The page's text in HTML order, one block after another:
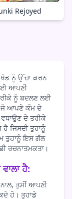
Rejoyed
ਨੂੰ ਉੱਚਾ ਕਰਨ
ਆਪਣੀ
ਨੂੰ ਬਦਲਣ ਲਈ
ਜੋ ਆਪਣੇ ਕੰਮ ਦੇ
ਦੇ ਤਰੀਕੇ
ਜਿਸਦੀ ਤੁਹਾਨੂੰ
ਤੁਹਾਨੂੰ ਇਸ ਗੱਲ
ਰਚਨਾਤਮਕਤਾ।
ਹੈ:
ਤੁਸੀਂ ਆਪਣੀ
ਹੋ। ਤੁਹਾਡੇ